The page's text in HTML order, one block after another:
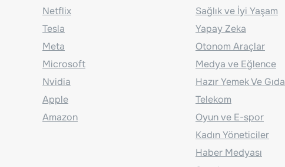
Netflix
Tesla
Meta
Microsoft
Nvidia
Apple
Amazon
Sağlık ve İyi Yaşam
Yapay Zeka
Otonom Araçlar
Medya ve Eğlence
Hazır Yemek Ve Gıda
Telekom
Oyun ve E-spor
Kadın Yöneticiler
Haber Medyası